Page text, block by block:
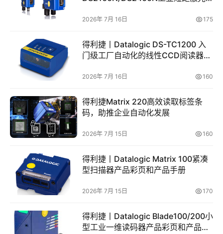
2026年 7月 16日 175
得利捷丨Datalogic DS-TC1200 入
门级工厂自动化的线性CCD阅读器英
2026年 7月 16日 160
得利捷Matrix 220高效读取标签条
码，助推企业自动化发展
2026年 7月 15日 160
得利捷丨Datalogic Matrix 100紧凑
型扫描器产品彩页和产品手册
2026年 7月 15日 170
得利捷丨Datalogic Blade100/200小
型工业一维读码器产品彩页和产品手